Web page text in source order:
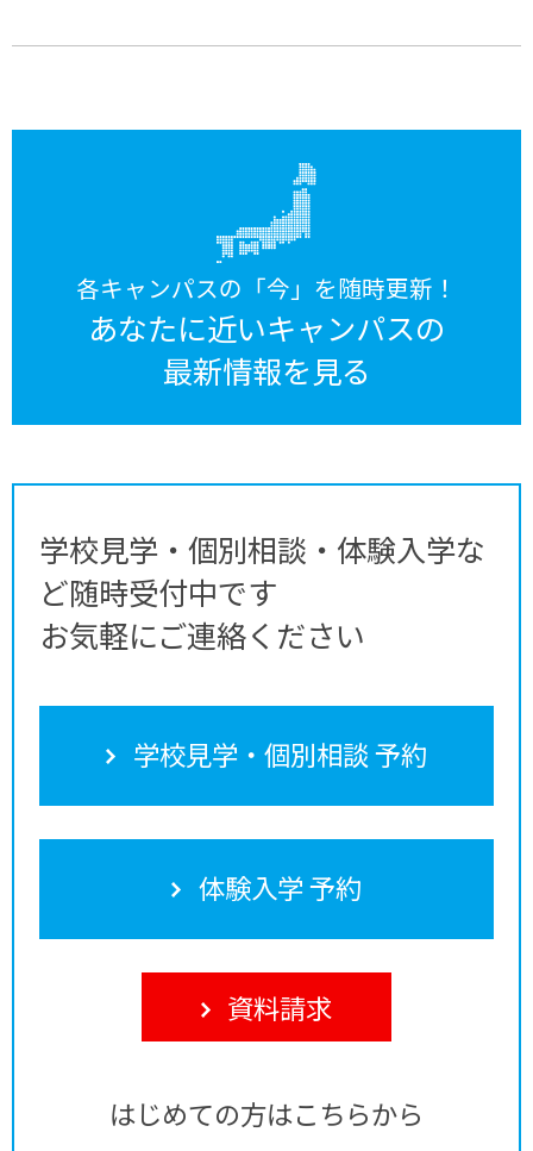
各キャンパスの「今」を随時更新！
あなたに近いキャンパスの
最新情報を見る
学校見学・個別相談・体験入学な
ど随時受付中です
お気軽にご連絡ください
学校見学・個別相談 予約
体験入学 予約
資料請求
はじめての方はこちらから